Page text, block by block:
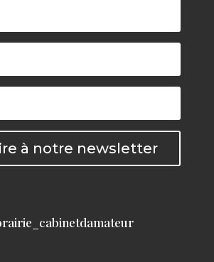
à notre newsletter